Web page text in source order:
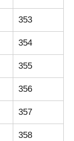
353
354
355
356
357
358